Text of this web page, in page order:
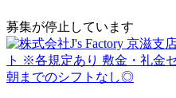
募集が停止しています